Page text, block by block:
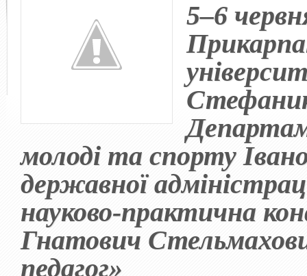
5–6
молоді та спорту
державної
науково-практична
Гнатович
педагог»